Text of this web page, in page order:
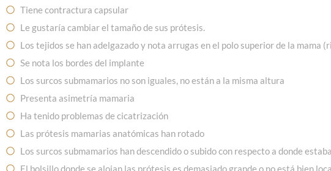
Tiene contractura capsular
Le gustaría cambiar el tamaño de sus prótesis.
Los tejidos se han adelgazado y nota arrugas en el polo superior de la mama
Se nota los bordes del implante
Los surcos submamarios no son iguales, no están a la misma altura
Presenta asimetría mamaria
Ha tenido problemas de cicatrización
Las prótesis mamarias anatómicas han rotado
Los surcos submamarios han descendido o subido con respecto a donde